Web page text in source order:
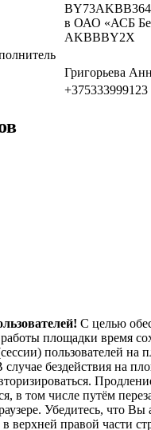
в ОАО «АСБ
AKBBBY2X
Григорьева
+375333999123
С целью
работы площадки время
пользователей на
бездействия на
в том числе путём
Убедитесь, что Вы
в верхней правой части